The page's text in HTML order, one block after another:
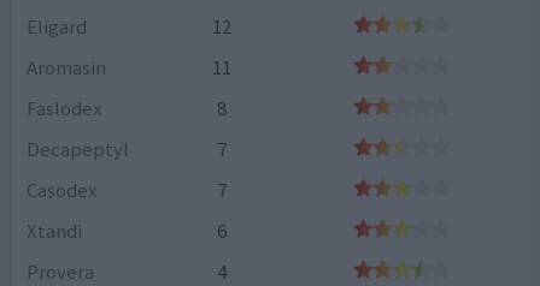
Eligard
12
Aromasin
11
Faslodex
8
Decapeptyl
7
Casodex
7
Xtandi
6
Provera
4